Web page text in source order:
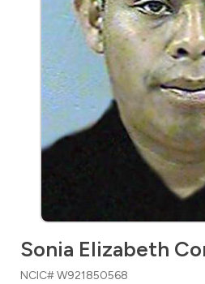
Sonia Elizabeth
NCIC# W921850568